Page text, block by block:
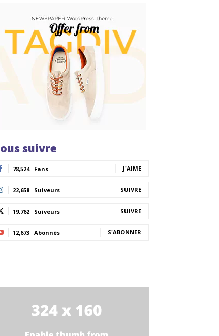
suivre
78,524 Fans J'AIME
22,658 Suiveurs SUIVRE
19,762 Suiveurs SUIVRE
12,673 Abonnés S'ABONNER